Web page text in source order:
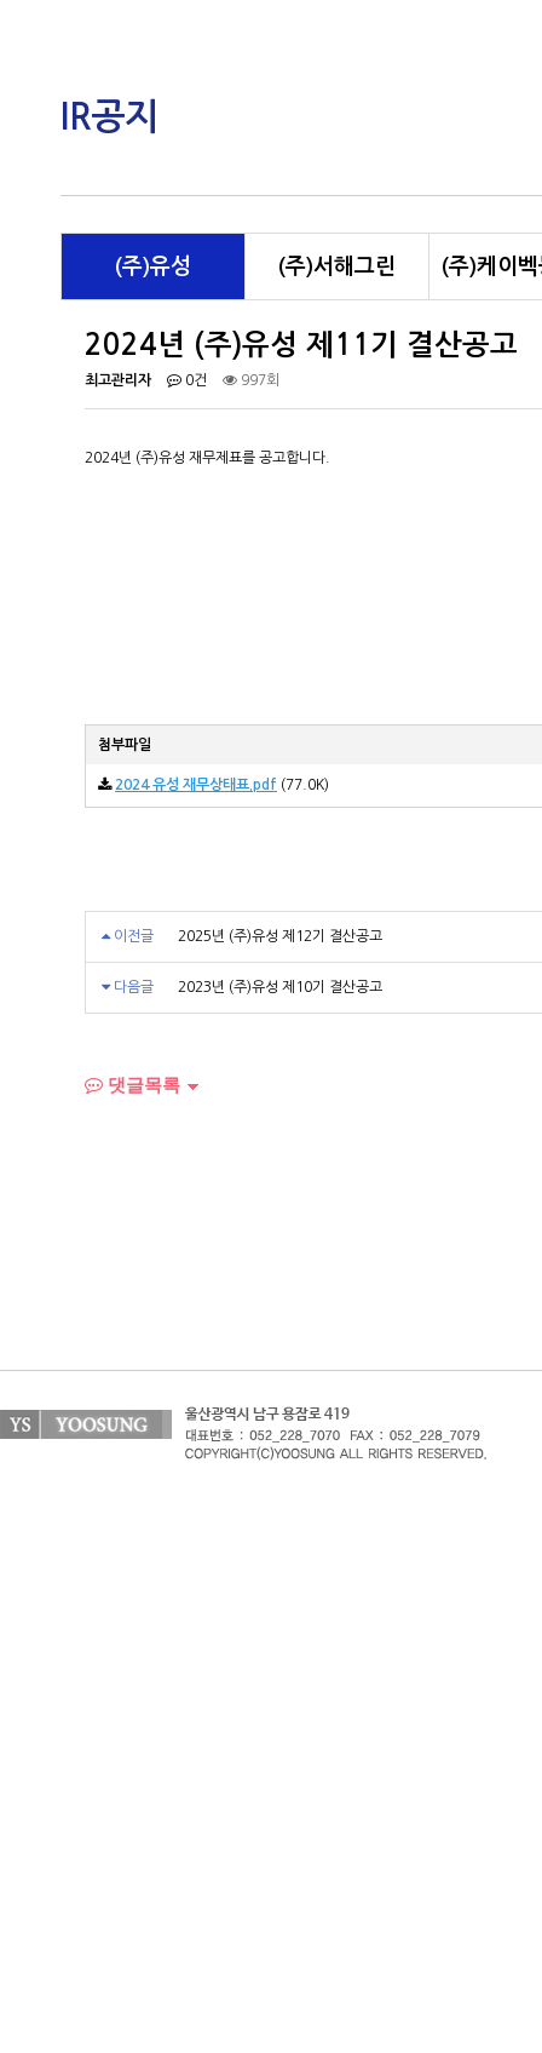
IR공지
(주)유성 (주)서해그린 (주)케이
2024년 (주)유성 제11기 결산공고
최고관리자 0건 997회
2024년 (주)유성 재무제표를 공고합니다.
첨부파일
2024 유성 재무상태표.pdf (77.0K)
이전글 2025년 (주)유성 제12기 결산공고
다음글 2023년 (주)유성 제10기 결산공고
댓글목록